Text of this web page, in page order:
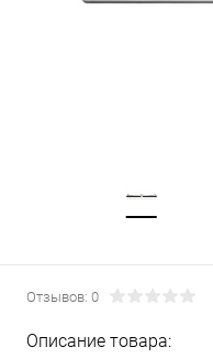
Отзывов: 0
Описание товара: